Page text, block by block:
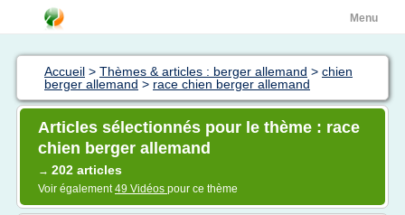
Menu
Accueil > Thèmes & articles : berger allemand > chien
berger allemand > race chien berger allemand
Articles sélectionnés pour le thème : race
chien berger allemand
→ 202 articles
Voir également49 Vidéos pour ce thème